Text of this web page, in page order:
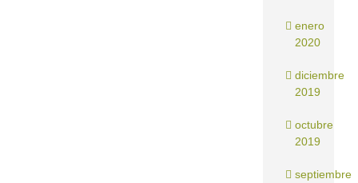
enero
2020
diciembre
2019
octubre
2019
septiembre